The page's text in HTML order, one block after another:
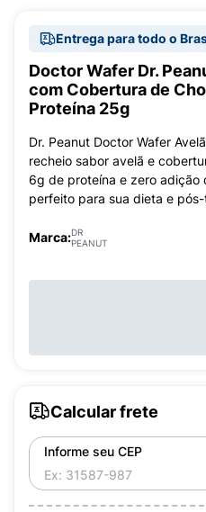
Entrega para todo o
Doctor Wafer Dr.
com Cobertura de
Proteína 25g
Dr. Peanut Doctor Wafer
recheio sabor avelã e
6g de proteína e zero adição
perfeito para sua dieta e
Marca:DR
PEANUT
Calcular frete
Informe seu CEP